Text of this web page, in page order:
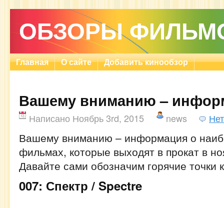
ОБЗОРЫ
Главная О сайте Добавить кинообзор
Вашему вниманию –
Написано Ноябрь 3rd, 2015 news
Вашему вниманию – информация о
фильмах, которые выходят в прокат в
Давайте сами обозначим горячие точки
007: Спектр / Spectre